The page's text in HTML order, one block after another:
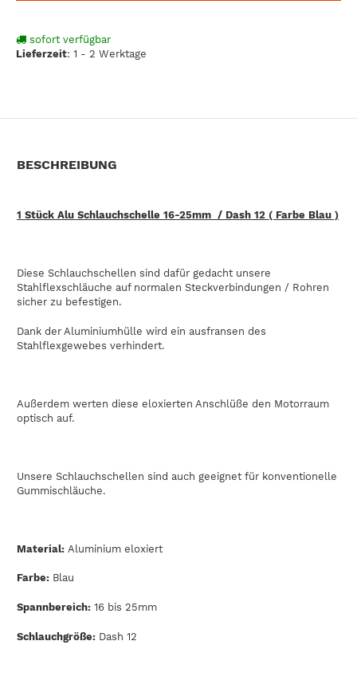
sofort verfügbar
Lieferzeit: 1 - 2 Werktage
BESCHREIBUNG
1 Stück Alu Schlauchschelle 16-25mm / Dash 12 ( Farbe Blau )
Diese Schlauchschellen sind dafür gedacht unsere
Stahlflexschläuche auf normalen Steckverbindungen / Rohren
sicher zu befestigen.
Dank der Aluminiumhülle wird ein ausfransen des
Stahlflexgewebes verhindert.
Außerdem werten diese eloxierten Anschlüße den Motorraum
optisch auf.
Unsere Schlauchschellen sind auch geeignet für konventionelle
Gummischläuche.
Material: Aluminium eloxiert
Farbe: Blau
Spannbereich: 16 bis 25mm
Schlauchgröße: Dash 12